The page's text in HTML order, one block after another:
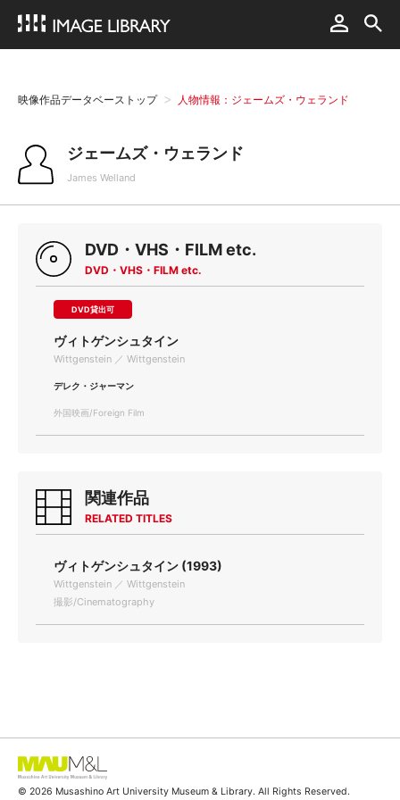
映像作品データベーストップ 人物情報：ジェームズ・ウェランド
ジェームズ・ウェランド
James Welland
DVD・VHS・FILM etc.
DVD・VHS・FILM etc.
DVD貸出可
ヴィトゲンシュタイン
Wittgenstein ／ Wittgenstein
デレク・ジャーマン
外国映画/Foreign Film
関連作品
RELATED TITLES
ヴィトゲンシュタイン (1993)
Wittgenstein ／ Wittgenstein
撮影/Cinematography
© 2026 Musashino Art University Museum & Library. All Rights Reserved.